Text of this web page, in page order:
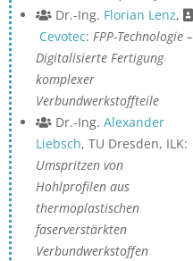
Dr.-Ing. Florian Lenz,
Cevotec: FPP-Technologie –
Digitalisierte Fertigung
komplexer
Verbundwerkstoffteile
Dr.-Ing. Alexander
Liebsch, TU Dresden, ILK:
Umspritzen von
Hohlprofilen aus
thermoplastischen
faserverstärkten
Verbundwerkstoffen